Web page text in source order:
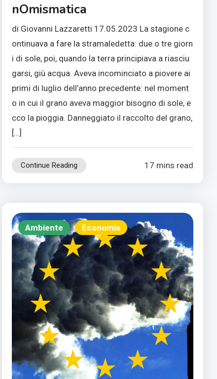
nOmismatica
di Giovanni Lazzaretti 17.05.2023 La stagione c
ontinuava a fare la stramaledetta: due o tre giorn
i di sole, poi, quando la terra principiava a riasciu
garsi, giù acqua. Aveva incominciato a piovere ai
primi di luglio dell’anno precedente: nel moment
o in cui il grano aveva maggior bisogno di sole, e
cco la pioggia. Danneggiato il raccolto del grano,
[…]
Continue Reading 17 mins read
Ambiente Economia